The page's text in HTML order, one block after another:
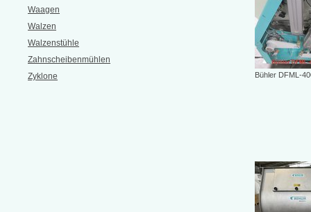
Waagen
Walzen
Walzenstühle
Zahnscheibenmühlen
Zyklone
Bühler DFML-